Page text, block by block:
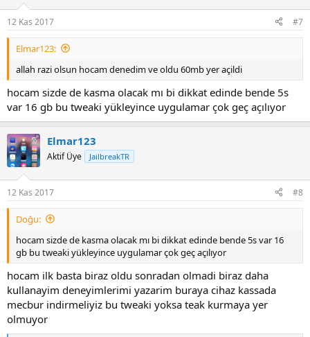
s
:
12 Kas 2017 #7
Elmar123:
allah razi olsun hocam denedim ve oldu 60mb yer açildi
hocam sizde de kasma olacak mı bi dikkat edinde bende 5s
var 16 gb bu tweaki yükleyince uygulamar çok geç açılıyor
Elmar123
Aktif Üye JailbreakTR
12 Kas 2017 #8
Doğu:
hocam sizde de kasma olacak mı bi dikkat edinde bende 5s var 16
gb bu tweaki yükleyince uygulamar çok geç açılıyor
hocam ilk basta biraz oldu sonradan olmadi biraz daha
kullanayim deneyimlerimi yazarim buraya cihaz kassada
mecbur indirmeliyiz bu tweaki yoksa teak kurmaya yer
olmuyor